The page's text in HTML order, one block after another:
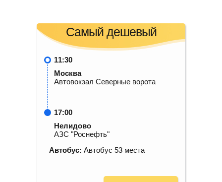
Самый дешевый
11:30
Москва
Автовокзал Северные ворота
17:00
Нелидово
АЗС "Роснефть"
Автобус: Автобус 53 места